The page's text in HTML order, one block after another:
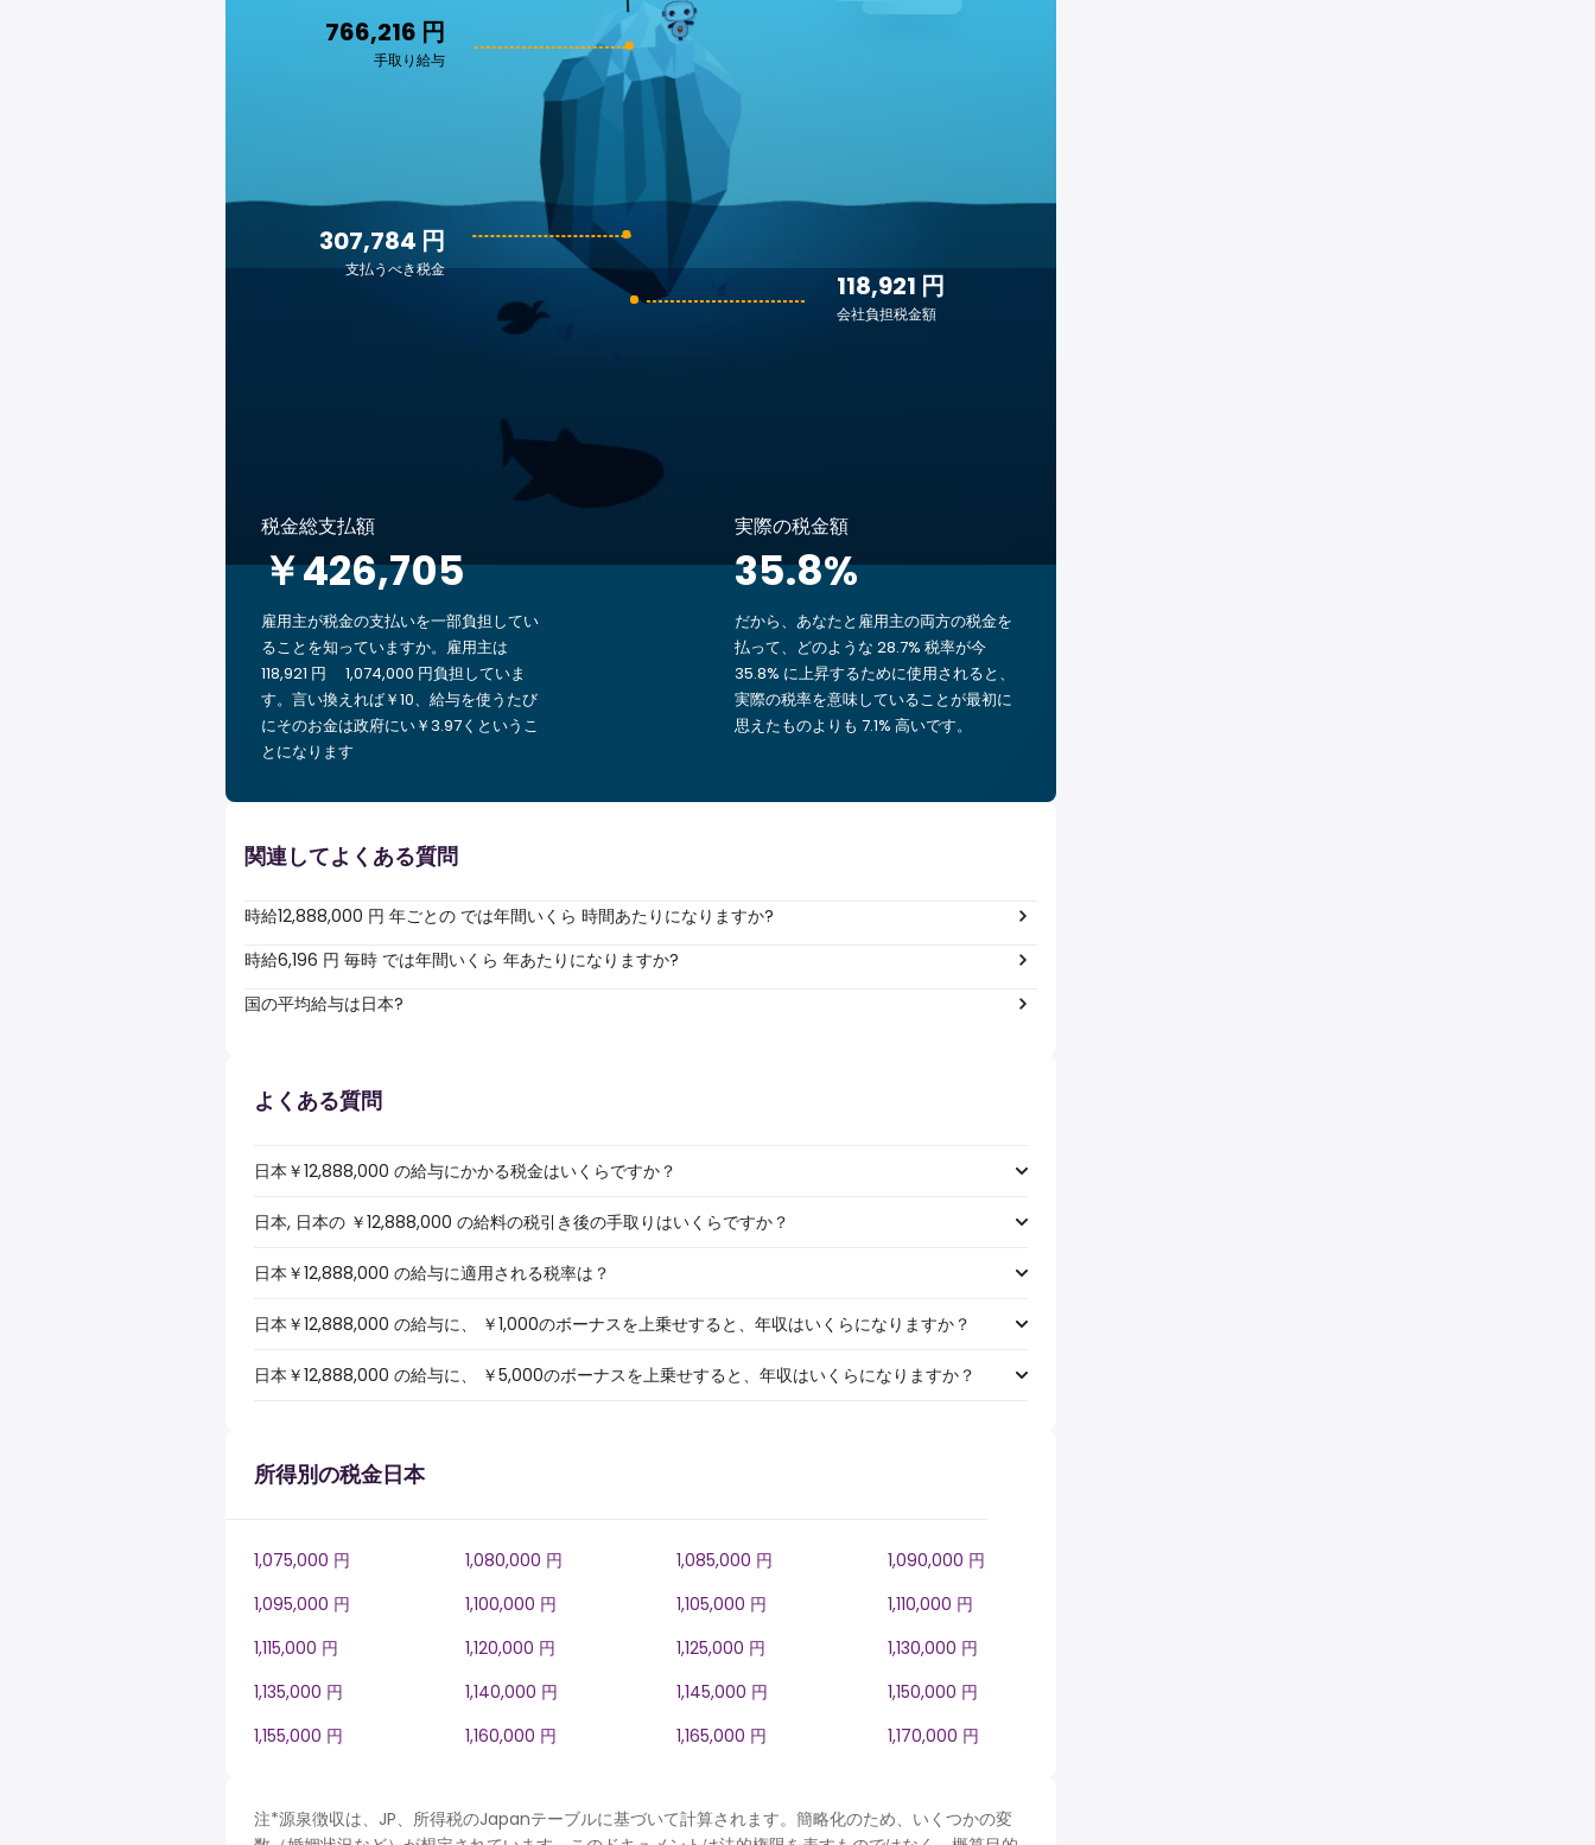
766,216 円
手取り給与
118,921 円
会社負担税金額
307,784 円
支払うべき税金
税金総支払額
￥426,705
雇用主が税金の支払いを一部負担してい
ることを知っていますか。雇用主は
118,921 円 1,074,000 円負担していま
す。言い換えれば￥10、給与を使うたび
にそのお金は政府にい￥3.97くというこ
とになります
実際の税金額
35.8%
だから、あなたと雇用主の両方の税金を
払って、どのような 28.7% 税率が今
35.8% に上昇するために使用されると、
実際の税率を意味していることが最初に
思えたものよりも 7.1% 高いです。
関連してよくある質問
時給12,888,000 円 年ごとの では年間いくら 時間あたりになりますか?
時給6,196 円 毎時 では年間いくら 年あたりになりますか?
国の平均給与は日本?
よくある質問
日本￥12,888,000 の給与にかかる税金はいくらですか？
日本, 日本の ￥12,888,000 の給料の税引き後の手取りはいくらですか？
日本￥12,888,000 の給与に適用される税率は？
日本￥12,888,000 の給与に、 ￥1,000のボーナスを上乗せすると、年収はいくらになりますか？
日本￥12,888,000 の給与に、 ￥5,000のボーナスを上乗せすると、年収はいくらになりますか？
所得別の税金日本
1,075,000 円 1,080,000 円 1,085,000 円
1,090,000 円
1,095,000 円
1,100,000 円 1,105,000 円
1,110,000 円
1,115,000 円
1,120,000 円 1,125,000 円
1,130,000 円
1,135,000 円
1,140,000 円 1,145,000 円
1,150,000 円
1,155,000 円
1,160,000 円 1,165,000 円 1,170,000 円
注*源泉徴収は、JP、所得税のJapanテーブルに基づいて計算されます。簡略化のため、いくつかの変